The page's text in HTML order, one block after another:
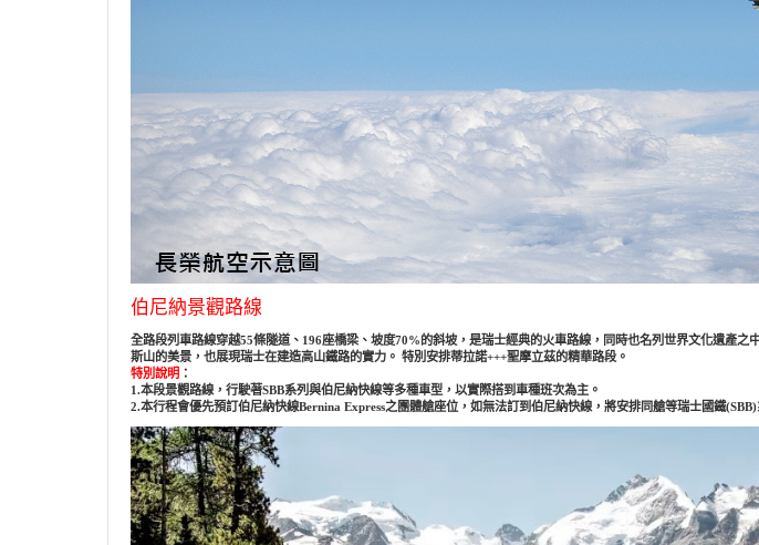
伯尼納景觀路線
全路段列車路線穿越55條隧道、196座橋梁、坡度70%的斜坡，是瑞士經典的火車路線，同時也名列世界文化遺產
斯山的美景，也展現瑞士在建造高山鐵路的實力。 特別安排蒂拉諾+++聖摩立茲的精華路段。
特別說明 ：
1.本段景觀路線，行駛著SBB系列與伯尼納快線等多種車型，以實際搭到車種班次為主。
2.本行程會優先預訂伯尼納快線Bernina Express之團體艙座位，如無法訂到伯尼納快線，將安排同艙等瑞士國鐵